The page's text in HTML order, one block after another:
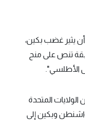
يثير غضب بكين،
تنص على منح
الأطلسي".
المتحدة
وبكين إلى